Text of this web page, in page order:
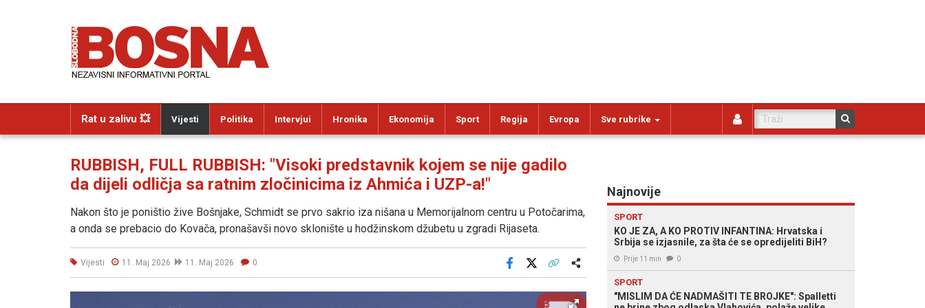
Rat u zalivu 💥 Vijesti Politika Intervjui Hronika Ekonomija Sport Regija Evropa Sve rubrike
RUBBISH, FULL RUBBISH: "Visoki predstavnik kojem se nije gadilo
da dijeli odličja sa ratnim zločinicima iz Ahmića i UZP-a!"
Nakon što je poništio žive Bošnjake, Schmidt se prvo sakrio iza nišana u Memorijalnom centru u Potočarima,
a onda se prebacio do Kovača, pronašavši novo sklonište u hodžinskom džubetu u zgradi Rijaseta.
Vijesti 11. Maj 2026 11. Maj 2026 0
Facebook
Najnovije
SPORT
KO JE ZA, A KO PROTIV INFANTINA: Hrvatska i
Srbija se izjasnile, za šta će se opredijeliti BiH?
Prije 11 min 0
SPORT
"MISLIM DA ĆE NADMAŠITI TE BROJKE": Spalletti